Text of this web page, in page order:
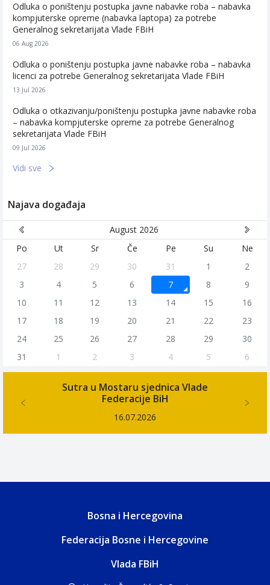
Odluka o poništenju postupka javne nabavke roba – nabavka
kompjuterske opreme (nabavka laptopa) za potrebe
Generalnog sekretarijata Vlade FBiH
06 Aug 2026
Odluka o poništenju postupka javne nabavke roba – nabavka
licenci za potrebe Generalnog sekretarijata Vlade FBiH
13 Jul 2026
Odluka o otkazivanju/poništenju postupka javne nabavke roba
– nabavka kompjuterske opreme za potrebe Generalnog
sekretarijata Vlade FBiH
09 Jul 2026
Vidi sve
Najava događaja
August 2026
Po
Ut Sr Če Pe Su
Ne
27
28 29 30 31 1
2
3
4 5 6 7 8
9
10
11 12 13 14 15
16
17
18 19 20 21 22
23
24
25 26 27 28 29
30
31
1 2 3 4 5 6
Najava konferencije „Regionalna
energetska sigurnost i održiv
investicioni ciklus“ - Energetski zaokret
Previous Next
Bosna i Hercegovina
Federacija Bosne i Hercegovine
Vlada FBiH